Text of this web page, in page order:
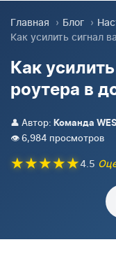
Главная › Блог ›
Как усилить сигнал
Как
роутера в
👤 Автор: Команда
👁️ 6,984 просмотров
★★★★★4.5